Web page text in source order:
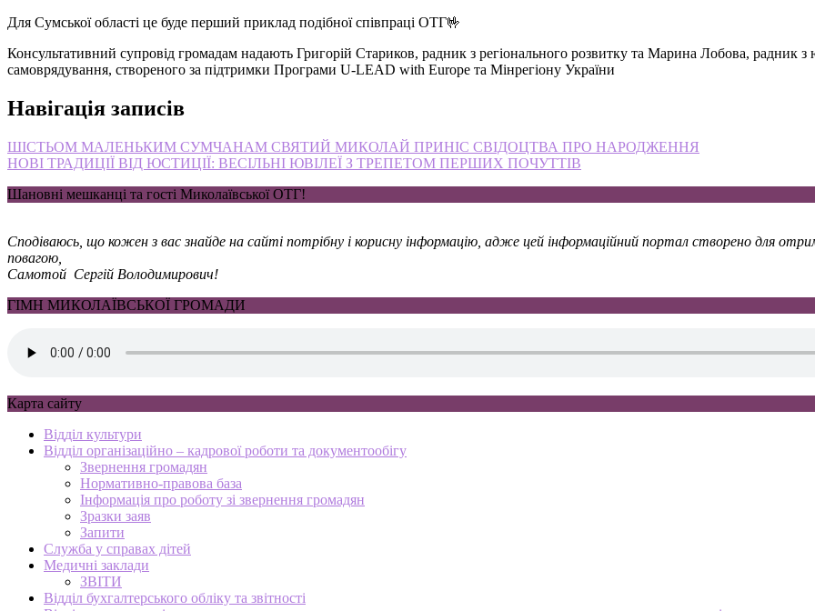
Для Сумської області це буде перший приклад подібної співпраці ОТГ🤟
Консультативний супровід громадам надають Григорій Стариков, радник з регіонального розвитку та Марина Лобова, радник
самоврядування, створеного за підтримки Програми U-LEAD with Europe та Мінрегіону України
Навігація записів
ШІСТЬОМ МАЛЕНЬКИМ СУМЧАНАМ СВЯТИЙ МИКОЛАЙ ПРИНІС СВІДОЦТВА ПРО НАРОДЖЕННЯ
НОВІ ТРАДИЦІЇ ВІД ЮСТИЦІЇ: ВЕСІЛЬНІ ЮВІЛЕЇ З ТРЕПЕТОМ ПЕРШИХ ПОЧУТТІВ
Шановні мешканці та гості Миколаївської ОТГ!
Сподіваюсь, що кожен з вас знайде на сайті потрібну і корисну інформацію, адже цей інформаційний портал створено для
повагою,
Самотой Сергій Володимирович!
ГІМН МИКОЛАЇВСЬКОЇ ГРОМАДИ
Карта сайту
Відділ культури
Відділ організаційно – кадрової роботи та документообігу
Звернення громадян
Нормативно-правова база
Інформація про роботу зі звернення громадян
Зразки заяв
Запити
Служба у справах дітей
Медичні заклади
ЗВІТИ
Відділ бухгалтерського обліку та звітності